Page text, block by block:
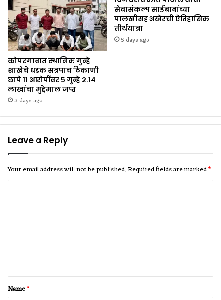
कोपरगावात स्थानिक गुन्हे
शाखेचे धडक सत्रपाच ठिकाणी
छापे ११ आरोपींवर ५ गुन्हे २.१४
लाखांचा मुद्देमाल जप्त
5 days ago
सेवासंकल्प साईबाबांच्या
पालखीसह अखेरची ऐतिहासिक
तीर्थयात्रा
5 days ago
Leave a Reply
Your email address will not be published.Required fields are marked*
t
*
Name*